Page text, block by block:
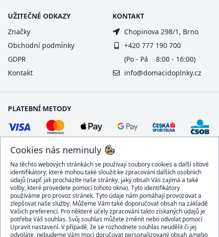
Cookies nás neminuly
Na těchto webových stránkách se používají soubory cookies a další síťové
identifikátory, které mohou také sloužit ke zpracování dalších osobních
údajů (např. jak procházíte naše stránky, jaký obsah Vás zajímá a také
volby, které provedete pomocí tohoto okna). Tyto identifikátory
používáme pro provoz stránek. Tyto údaje nám pomáhají provozovat a
zlepšovat naše služby. Můžeme Vám také doporučovat obsah na základě
Vašich preferencí. Pro některé účely zpracování takto získaných údajů je
potřeba Váš souhlas. Svůj souhlas můžete změnit nebo odvolat pomocí
Upravit nastavení. V případě, že se rozhodnete souhlas neudělit či jej
odvoláte, nebudeme Vám moci doručovat personalizovaný obsah a/nebo
UŽITEČNÉ ODKAZY
Značky
Obchodní podmínky
GDPR
Kontakt
KONTAKT
Chopinova 298/1, Brno
+420 777 190 700
(Po - Pá 8:00 - 16:00)
info@domacidoplnky.cz
PLATEBNÍ METODY
DOPRAVCI